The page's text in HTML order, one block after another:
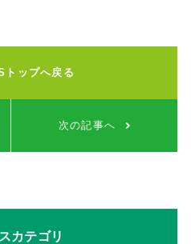
トップへ戻る
次の記事へ
カテゴリ